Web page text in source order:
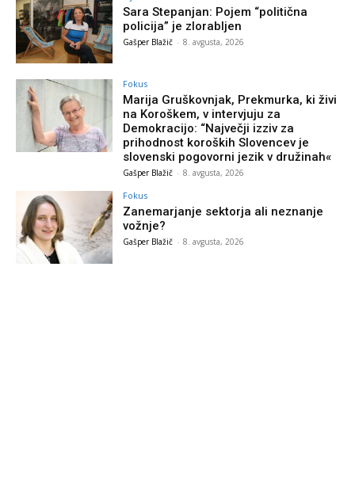
Sara Stepanjan: Pojem “politična
policija” je zlorabljen
Gašper Blažič - 8. avgusta, 2026
Fokus
Marija Gruškovnjak, Prekmurka, ki živi
na Koroškem, v intervjuju za
Demokracijo: “Največji izziv za
prihodnost koroških Slovencev je
slovenski pogovorni jezik v družinah«
Gašper Blažič - 8. avgusta, 2026
Fokus
Zanemarjanje sektorja ali neznanje
vožnje?
Gašper Blažič - 8. avgusta, 2026